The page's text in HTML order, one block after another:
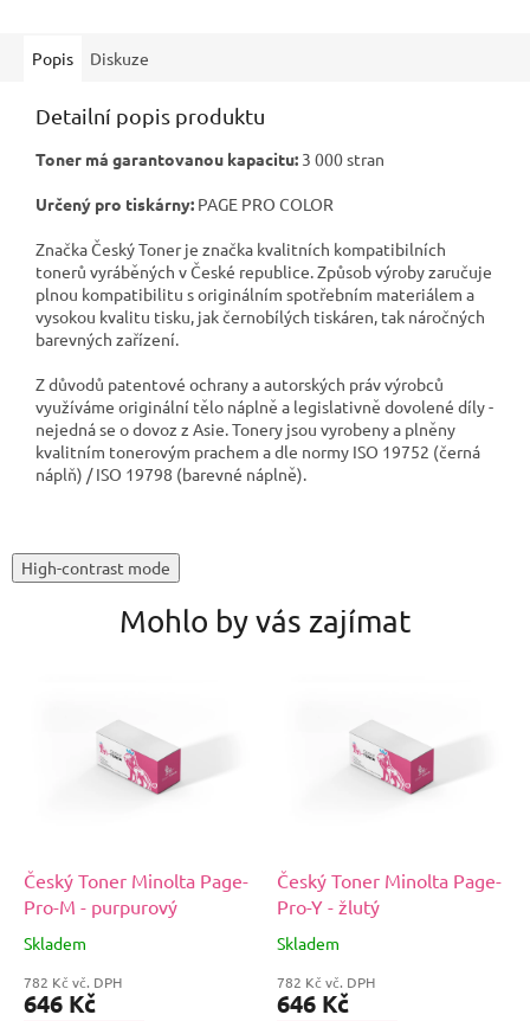
Popis Diskuze
Detailní popis produktu
Toner má garantovanou kapacitu: 3 000 stran
Určený pro tiskárny: PAGE PRO COLOR
Značka Český Toner je značka kvalitních kompatibilních
tonerů vyráběných v České republice. Způsob výroby zaručuje
plnou kompatibilitu s originálním spotřebním materiálem a
vysokou kvalitu tisku, jak černobílých tiskáren, tak náročných
barevných zařízení.
Z důvodů patentové ochrany a autorských práv výrobců
využíváme originální tělo náplně a legislativně dovolené díly -
nejedná se o dovoz z Asie. Tonery jsou vyrobeny a plněny
kvalitním tonerovým prachem a dle normy ISO 19752 (černá
náplň) / ISO 19798 (barevné náplně).
High-contrast mode
Mohlo by vás zajímat
Český Toner Minolta Page-
Pro-M - purpurový
Skladem
782 Kč vč. DPH
646 Kč
Český Toner Minolta Page-
Pro-Y - žlutý
Skladem
782 Kč vč. DPH
646 Kč